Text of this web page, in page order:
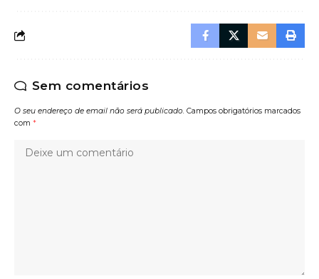
Sem comentários
O seu endereço de email não será publicado. Campos obrigatórios marcados
com *